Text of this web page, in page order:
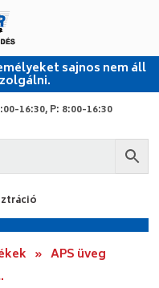
sajnos nem áll
16:30, P: 8:00-16:30
» APS üveg